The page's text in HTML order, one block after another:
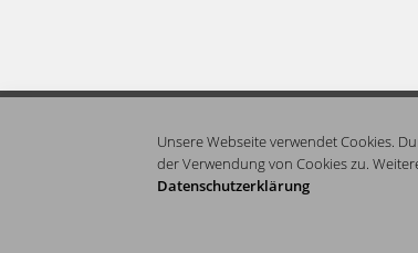
Unsere Webseite verwendet Cookies.
der Verwendung von Cookies zu.
Datenschutzerklärung
können sie per Fax oder Email an uns richten